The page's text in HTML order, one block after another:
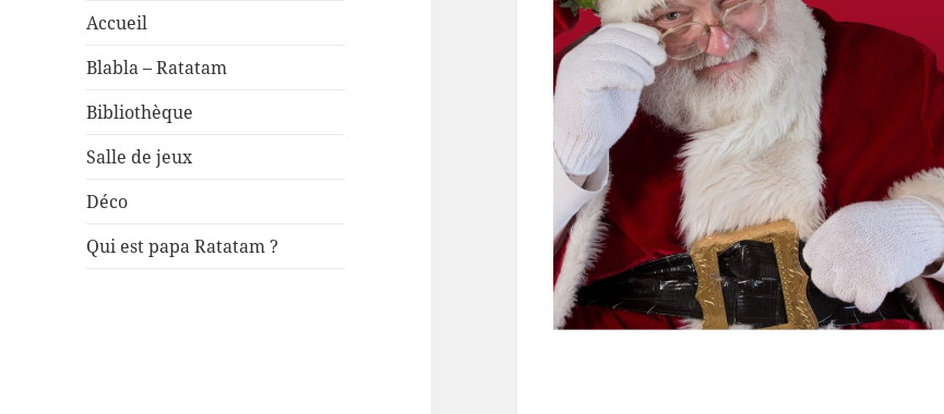
Accueil
Blabla – Ratatam
Bibliothèque
Salle de jeux
Déco
Qui est papa Ratatam ?